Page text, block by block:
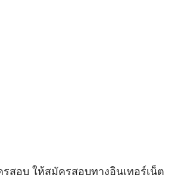
สอบ ให้สมัครสอบทางอินเทอร์เน็ต